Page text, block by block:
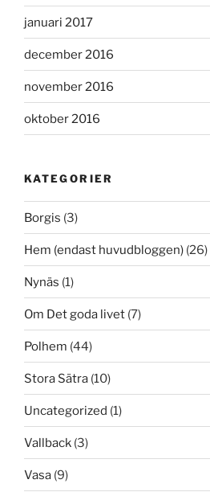
januari 2017
december 2016
november 2016
oktober 2016
KATEGORIER
Borgis (3)
Hem (endast huvudbloggen) (26)
Nynäs (1)
Om Det goda livet (7)
Polhem (44)
Stora Sätra (10)
Uncategorized (1)
Vallback (3)
Vasa (9)